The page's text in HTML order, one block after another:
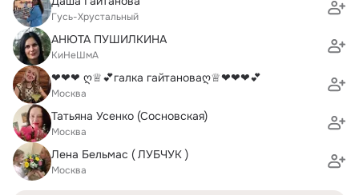
Гусь-Хрустальный
АНЮТА ПУШИЛКИНА
КиНеШмА
❤❤❤ ღ♕💕галка гайтановаღ♕❤❤❤💕
Москва
Татьяна Усенко (Cосновская)
Москва
Лена Бельмас ( ЛУБЧУК )
Москва